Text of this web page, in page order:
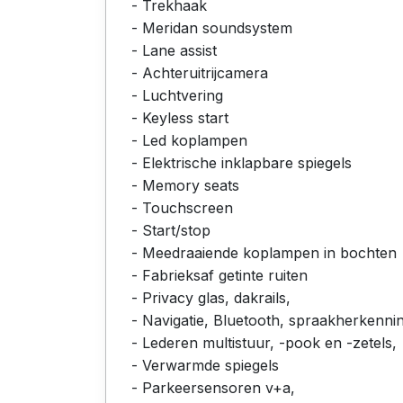
- Trekhaak
- Meridan soundsystem
- Lane assist
- Achteruitrijcamera
- Luchtvering
- Keyless start
- Led koplampen
- Elektrische inklapbare spiegels
- Memory seats
- Touchscreen
- Start/stop
- Meedraaiende koplampen in bochten
- Fabrieksaf getinte ruiten
- Privacy glas, dakrails,
- Navigatie, Bluetooth,
- Lederen multistuur, -pook en -zetels,
- Verwarmde spiegels
- Parkeersensoren v+a,